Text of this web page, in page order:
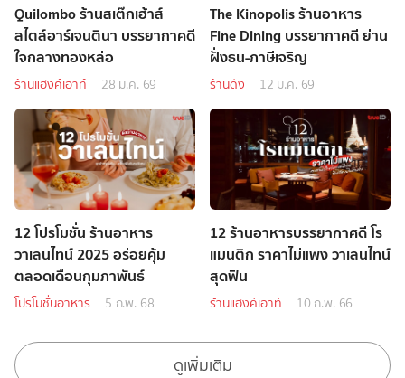
Quilombo ร้านสเต๊กเฮ้าส์
สไตล์อาร์เจนตินา บรรยากาศดี
ใจกลางทองหล่อ
ร้านแฮงค์เอาท์ 28 ม.ค. 69
The Kinopolis ร้านอาหาร
Fine Dining บรรยากาศดี ย่าน
ฝั่งธน-ภาษีเจริญ
ร้านดัง 12 ม.ค. 69
12 โปรโมชั่น ร้านอาหาร
วาเลนไทน์ 2025 อร่อยคุ้ม
ตลอดเดือนกุมภาพันธ์
โปรโมชั่นอาหาร 5 ก.พ. 68
12 ร้านอาหารบรรยากาศดี โร
แมนติก ราคาไม่แพง วาเลนไทน์
สุดฟิน
ร้านแฮงค์เอาท์ 10 ก.พ. 66
ดูเพิ่มเติม